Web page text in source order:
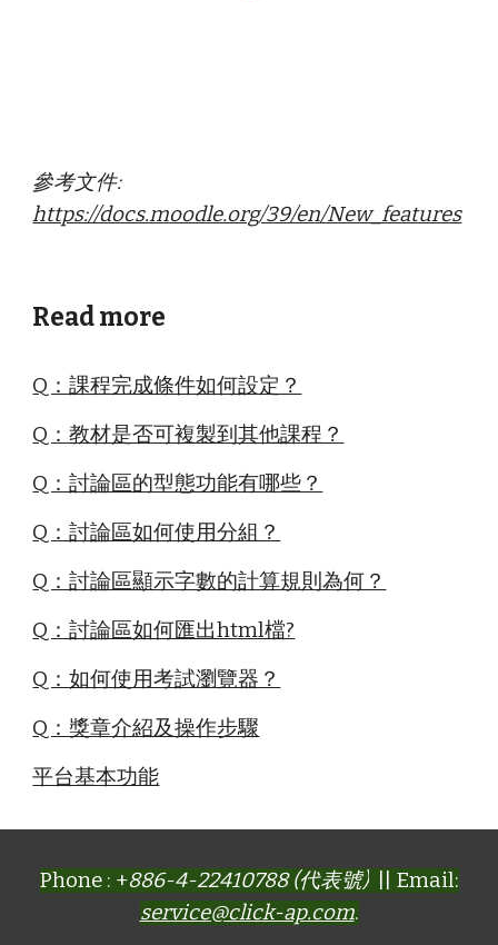
參考文件:
https://docs.moodle.org/39/en/New_features
Read more
Q：課程完成條件如何設定？
Q：教材是否可複製到其他課程？
Q：討論區的型態功能有哪些？
Q：討論區如何使用分組？
Q：討論區顯示字數的計算規則為何？
Q：討論區如何匯出html檔?
Q：如何使用考試瀏覽器？
Q：獎章介紹及操作步驟
平台基本功能
Phone : +886-4-22410788 (代表號)|| Email:
service@click-ap.com.